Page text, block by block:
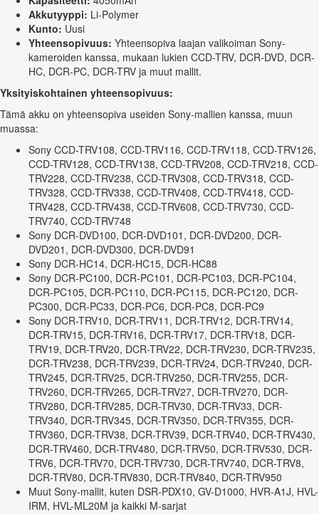
Akkutyyppi: Li-Polymer
Kunto: Uusi
Yhteensopivuus: Yhteensopiva laajan valikoiman Sony-
kameroiden kanssa, mukaan lukien CCD-TRV, DCR-DVD, DCR-
HC, DCR-PC, DCR-TRV ja muut mallit.
Yksityiskohtainen yhteensopivuus:
Tämä akku on yhteensopiva useiden Sony-mallien kanssa, muun
muassa:
Sony CCD-TRV108, CCD-TRV116, CCD-TRV118, CCD-TRV126,
CCD-TRV128, CCD-TRV138, CCD-TRV208, CCD-TRV218, CCD-
TRV228, CCD-TRV238, CCD-TRV308, CCD-TRV318, CCD-
TRV328, CCD-TRV338, CCD-TRV408, CCD-TRV418, CCD-
TRV428, CCD-TRV438, CCD-TRV608, CCD-TRV730, CCD-
TRV740, CCD-TRV748
Sony DCR-DVD100, DCR-DVD101, DCR-DVD200, DCR-
DVD201, DCR-DVD300, DCR-DVD91
Sony DCR-HC14, DCR-HC15, DCR-HC88
Sony DCR-PC100, DCR-PC101, DCR-PC103, DCR-PC104,
DCR-PC105, DCR-PC110, DCR-PC115, DCR-PC120, DCR-
PC300, DCR-PC33, DCR-PC6, DCR-PC8, DCR-PC9
Sony DCR-TRV10, DCR-TRV11, DCR-TRV12, DCR-TRV14,
DCR-TRV15, DCR-TRV16, DCR-TRV17, DCR-TRV18, DCR-
TRV19, DCR-TRV20, DCR-TRV22, DCR-TRV230, DCR-TRV235,
DCR-TRV238, DCR-TRV239, DCR-TRV24, DCR-TRV240, DCR-
TRV245, DCR-TRV25, DCR-TRV250, DCR-TRV255, DCR-
TRV260, DCR-TRV265, DCR-TRV27, DCR-TRV270, DCR-
TRV280, DCR-TRV285, DCR-TRV30, DCR-TRV33, DCR-
TRV340, DCR-TRV345, DCR-TRV350, DCR-TRV355, DCR-
TRV360, DCR-TRV38, DCR-TRV39, DCR-TRV40, DCR-TRV430,
DCR-TRV460, DCR-TRV480, DCR-TRV50, DCR-TRV530, DCR-
TRV6, DCR-TRV70, DCR-TRV730, DCR-TRV740, DCR-TRV8,
DCR-TRV80, DCR-TRV830, DCR-TRV840, DCR-TRV950
Muut Sony-mallit, kuten DSR-PDX10, GV-D1000, HVR-A1J, HVL-
IRM, HVL-ML20M ja kaikki M-sarjat